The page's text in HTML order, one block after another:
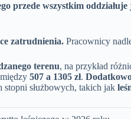
przede wszystkim oddziałuje
zatrudnienia. Pracownicy
terenu, na przykład
507 a 1305 zł.
stopni służbowych, takich jak